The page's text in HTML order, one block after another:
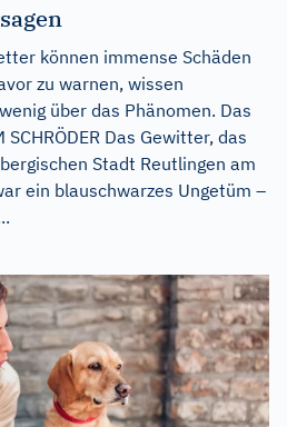
können immense Schäden
zu warnen, wissen
über das Phänomen. Das
Das Gewitter, das
Stadt Reutlingen am
ein blauschwarzes Ungetüm –